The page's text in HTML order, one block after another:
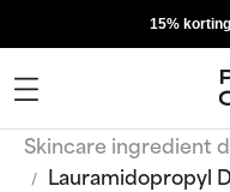
15%
Skincare ingredient
Lauramidopropyl